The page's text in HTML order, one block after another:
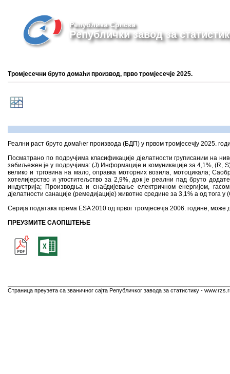
Република Српска
Републички завод за
Тромјесечни бруто домаћи производ, прво тромјесечје 2025.
Реални раст бруто домаћег производа (БДП) у првом тромјесечју 2025.
Посматрано по подручјима класификације дјелатности груписаним на
забиљежен је у подручјима: (Ј) Информације и комуникације за 4,1%, (R,
велико и трговина на мало, оправка моторних возила, мотоцикала;
хотелијерство и угоститељство за 2,9%, док је реални пад бруто
индустрија; Производња и снабдијевање електричном енергијом,
дјелатности санације (ремедијације) животне средине за 3,1% а од тога
Серија података према ESA 2010 од првог тромјесечја 2006. године, може
ПРЕУЗМИТЕ САОПШТЕЊЕ
Страница преузета са званичног сајта Републичког завода за статистику -